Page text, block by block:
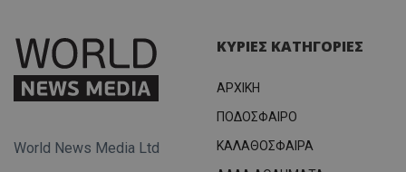
World News Media Ltd
ΚΥΡΙΕΣ ΚΑΤΗΓΟΡΙΕΣ
ΑΡΧΙΚΗ
ΠΟΔΟΣΦΑΙΡΟ
ΚΑΛΑΘΟΣΦΑΙΡΑ